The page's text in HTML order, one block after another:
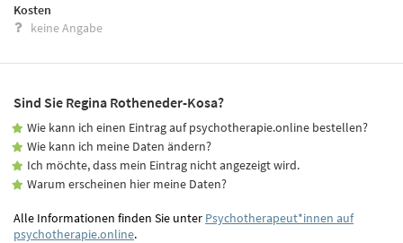
Kosten
keine Angabe
Sind Sie Regina Rotheneder-Kosa?
Wie kann ich einen Eintrag auf psychotherapie.online bestellen?
Wie kann ich meine Daten ändern?
Ich möchte, dass mein Eintrag nicht angezeigt wird.
Warum erscheinen hier meine Daten?
Alle Informationen finden Sie unter Psychotherapeut*innen auf
psychotherapie.online.